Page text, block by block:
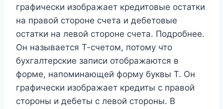
графически изображает кредитовые остатки
на правой стороне счета и дебетовые
остатки на левой стороне счета. Подробнее.
Он называется Т-счетом, потому что
бухгалтерские записи отображаются в
форме, напоминающей форму буквы Т. Он
графически изображает кредиты с правой
стороны и дебеты с левой стороны. В